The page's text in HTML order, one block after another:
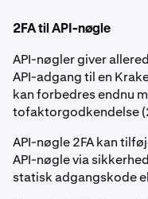
2FA til API-nøgle
API-nøgler giver
API-adgang til en
kan forbedres endnu
tofaktorgodkendelse
API-nøgle 2FA kan
API-nøgle via
statisk adgangskode